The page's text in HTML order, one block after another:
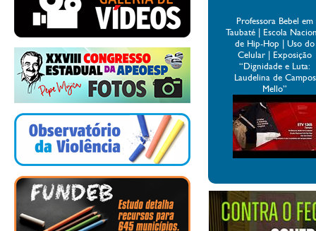
Professora Bebel em
Taubaté | Escola
de Hip-Hop | Uso do
Celular | Exposição
“Dignidade e Luta:
Laudelina de Campos
Mello”